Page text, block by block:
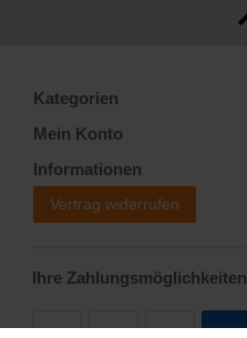
Kategorien
Mein Konto
Informationen
Vertrag widerrufen
Ihre Zahlungsmöglichkeiten